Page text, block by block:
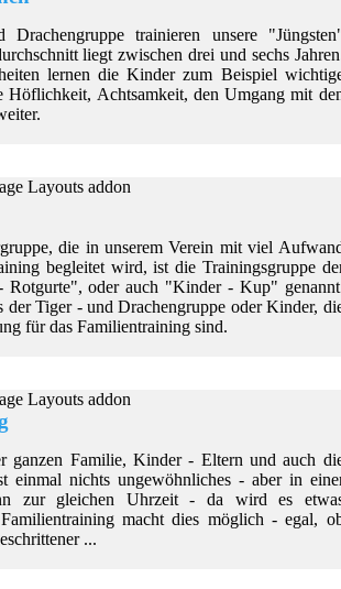
trainieren unsere
liegt zwischen drei und sechs
lernen die Kinder zum Beispiel
Höflichkeit, Achtsamkeit, den Umgang mit
die in unserem Verein mit viel
begleitet wird, ist die Trainingsgruppe
Rotgurte", oder auch "Kinder - Kup"
der Tiger - und Drachengruppe oder Kinder,
für das Familientraining sind.
ganzen Familie, Kinder - Eltern und auch
einmal nichts ungewöhnliches - aber in
zur gleichen Uhrzeit - da wird es
macht dies möglich - egal,
...